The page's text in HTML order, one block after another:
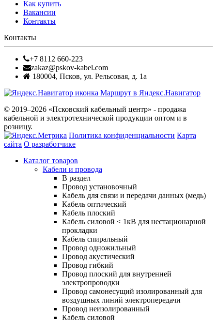
Как купить
Вакансии
Контакты
Контакты
+7 8112 660-223
zakaz@pskov-kabel.com
180004, Псков, ул. Рельсовая, д. 1а
Маршрут в Яндекс.Навигатор
© 2019–2026 «Псковский кабельный центр» - продажа
кабельной и электротехнической продукции оптом и в
розницу.
Политика конфиденциальности Карта
сайта О разработчике
Каталог товаров
Кабели и провода
В раздел
Провод установочный
Кабель для связи и передачи данных (медь)
Кабель оптический
Кабель плоский
Кабель силовой < 1кВ для нестационарной
прокладки
Кабель спиральный
Провод одножильный
Провод акустический
Провод гибкий
Провод плоский для внутренней
электропроводки
Провод самонесущий изолированный для
воздушных линий электропередачи
Провод неизолированный
Кабель силовой